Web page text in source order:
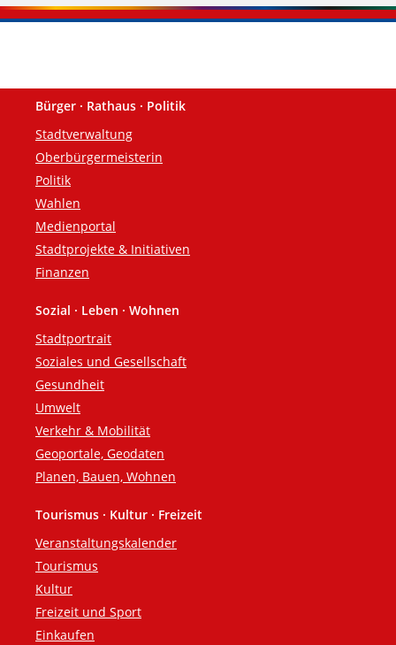
Fußzeile
Bürger · Rathaus · Politik
Stadtverwaltung
Oberbürgermeisterin
Politik
Wahlen
Medienportal
Stadtprojekte & Initiativen
Finanzen
Sozial · Leben · Wohnen
Stadtportrait
Soziales und Gesellschaft
Gesundheit
Umwelt
Verkehr & Mobilität
Geoportale, Geodaten
Planen, Bauen, Wohnen
Tourismus · Kultur · Freizeit
Veranstaltungskalender
Tourismus
Kultur
Freizeit und Sport
Einkaufen